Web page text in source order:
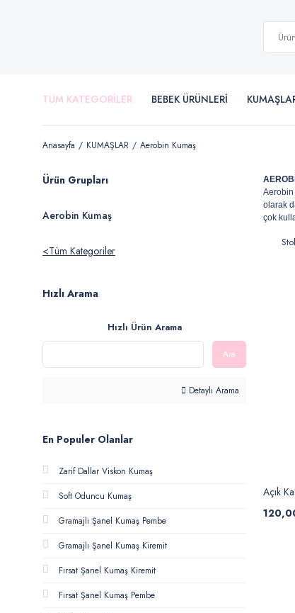
TÜM KATEGORİLER BEBEK ÜRÜNLERİ
Anasayfa KUMAŞLAR Aerobin Kumaş
Ürün Grupları
Aerobin Kumaş
Tüm Kategoriler
Hızlı Arama
Hızlı Ürün Arama
Ara
Detaylı Arama
En Populer Olanlar
Zarif Dallar Viskon Kumaş
Soft Oduncu Kumaş
Gramajlı Şanel Kumaş Pembe
Gramajlı Şanel Kumaş Kiremit
Fırsat Şanel Kumaş Kiremit
Fırsat Şanel Kumaş Pembe
Aerobin
olarak
çok
Açık